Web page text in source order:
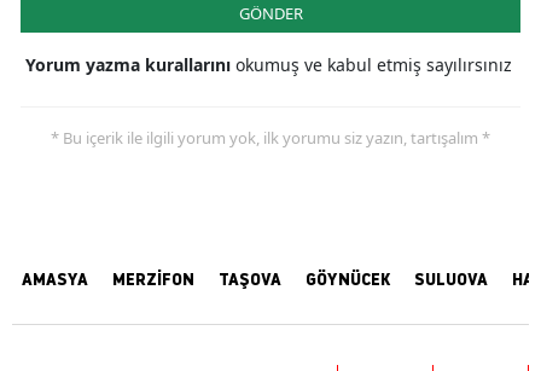
GÖNDER
Yorum yazma kurallarını okumuş ve kabul etmiş sayılırsınız
* Bu içerik ile ilgili yorum yok, ilk yorumu siz yazın, tartışalım *
AMASYA MERZİFON TAŞOVA GÖYNÜCEK SULUOVA